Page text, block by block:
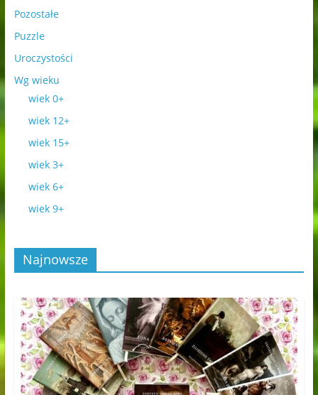
Pozostałe
Puzzle
Uroczystości
Wg wieku
wiek 0+
wiek 12+
wiek 15+
wiek 3+
wiek 6+
wiek 9+
Najnowsze